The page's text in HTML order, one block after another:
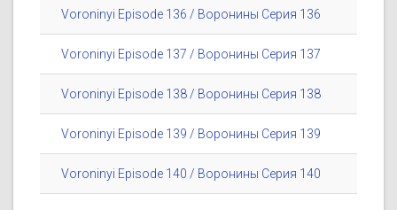
Voroninyi Episode 136 / Воронины Серия 136
Voroninyi Episode 137 / Воронины Серия 137
Voroninyi Episode 138 / Воронины Серия 138
Voroninyi Episode 139 / Воронины Серия 139
Voroninyi Episode 140 / Воронины Серия 140